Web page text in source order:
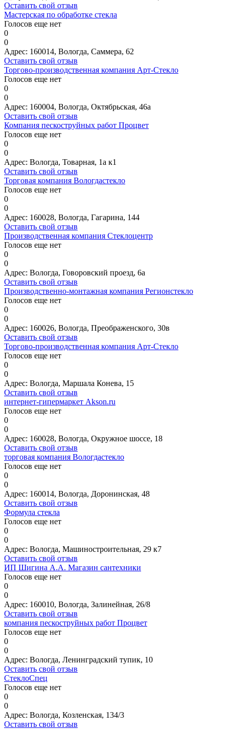
Оставить свой отзыв
Мастерская по обработке стекла
Голосов еще нет
0
0
Адрес: 160014, Вологда, Саммера, 62
Оставить свой отзыв
Торгово-производственная компания Арт-Стекло
Голосов еще нет
0
0
Адрес: 160004, Вологда, Октябрьская, 46а
Оставить свой отзыв
Компания пескоструйных работ Процвет
Голосов еще нет
0
0
Адрес: Вологда, Товарная, 1а к1
Оставить свой отзыв
Торговая компания Вологдастекло
Голосов еще нет
0
0
Адрес: 160028, Вологда, Гагарина, 144
Оставить свой отзыв
Производственная компания Стеклоцентр
Голосов еще нет
0
0
Адрес: Вологда, Говоровский проезд, 6а
Оставить свой отзыв
Производственно-монтажная компания Регионстекло
Голосов еще нет
0
0
Адрес: 160026, Вологда, Преображенского, 30в
Оставить свой отзыв
Торгово-производственная компания Арт-Стекло
Голосов еще нет
0
0
Адрес: Вологда, Маршала Конева, 15
Оставить свой отзыв
интернет-гипермаркет Akson.ru
Голосов еще нет
0
0
Адрес: 160028, Вологда, Окружное шоссе, 18
Оставить свой отзыв
торговая компания Вологдастекло
Голосов еще нет
0
0
Адрес: 160014, Вологда, Доронинская, 48
Оставить свой отзыв
Формула стекла
Голосов еще нет
0
0
Адрес: Вологда, Машиностроительная, 29 к7
Оставить свой отзыв
ИП Шигина А.А. Магазин сантехники
Голосов еще нет
0
0
Адрес: 160010, Вологда, Залинейная, 26/8
Оставить свой отзыв
компания пескоструйных работ Процвет
Голосов еще нет
0
0
Адрес: Вологда, Ленинградский тупик, 10
Оставить свой отзыв
СтеклоСпец
Голосов еще нет
0
0
Адрес: Вологда, Козленская, 134/3
Оставить свой отзыв